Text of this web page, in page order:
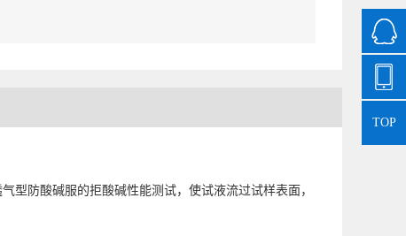
TOP
型防酸碱服的拒酸碱性能测试，使试液流过试样表面，